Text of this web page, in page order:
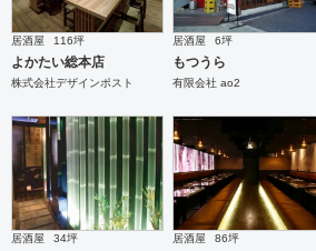
居酒屋 116坪
よかたい総本店
株式会社デザインポスト
居酒屋 6坪
もつうら
有限会社 ao2
居酒屋 34坪 居酒屋 86坪